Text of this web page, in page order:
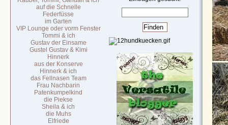
auf die Schnelle
Federfüsse
im Garten
VIP Lounge oder vorm Fenster
Tommi & ich
Gustav der Einsame
Gustel Gustav & Kimi
Hinnerk
aus der Konserve
Hinnerk & ich
das Fellnasen Team
Frau Nachbarin
Patenkumpelkind
die Piekse
Sheila & ich
die Muhs
Elfriede